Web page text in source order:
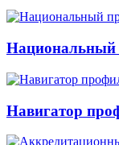
Национальный
Навигатор